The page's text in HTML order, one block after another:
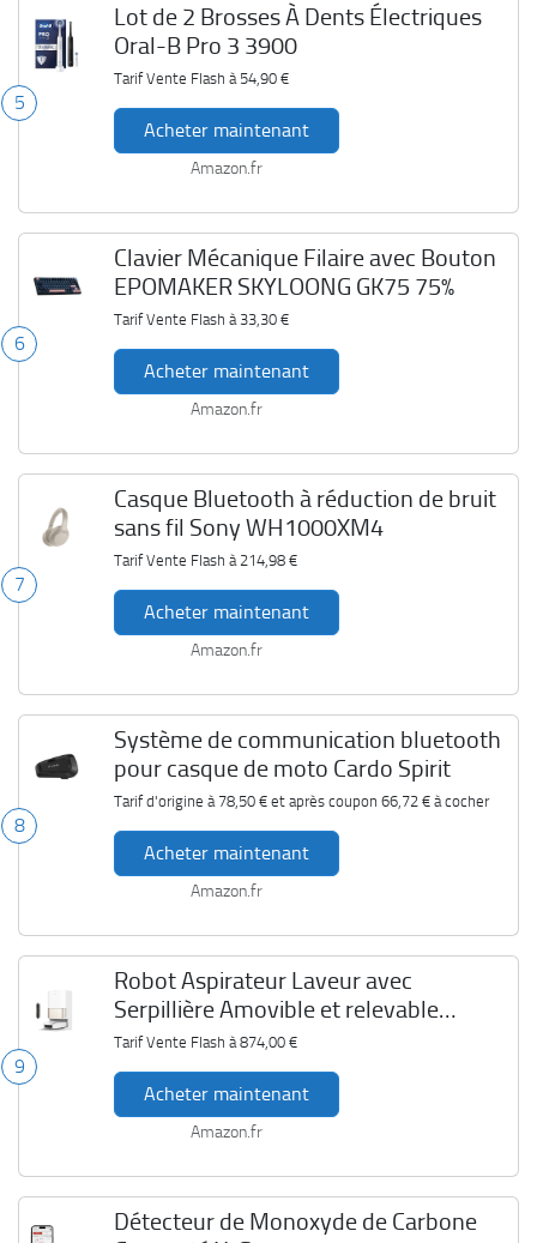
5
Lot de 2 Brosses À Dents Électriques
Oral-B Pro 3 3900
Tarif Vente Flash à 54,90 €
Acheter maintenant
Amazon.fr
6
Clavier Mécanique Filaire avec Bouton
EPOMAKER SKYLOONG GK75 75%
Tarif Vente Flash à 33,30 €
Acheter maintenant
Amazon.fr
7
Casque Bluetooth à réduction de bruit
sans fil Sony WH1000XM4
Tarif Vente Flash à 214,98 €
Acheter maintenant
Amazon.fr
8
Système de communication bluetooth
pour casque de moto Cardo Spirit
Tarif d'origine à 78,50 €et après coupon 66,72 €à cocher
Acheter maintenant
Amazon.fr
9
Robot Aspirateur Laveur avec
Serpillière Amovible et relevable
Dreame L40 Ultra
Tarif Vente Flash à874,00 €
Acheter maintenant
Amazon.fr
Détecteur de Monoxyde de Carbone